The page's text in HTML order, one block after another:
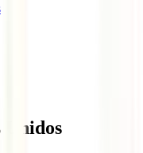
Unidos